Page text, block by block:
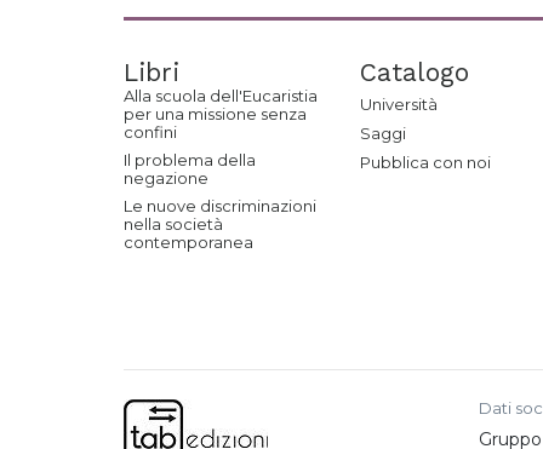
Libri
Alla scuola dell'Eucaristia
per una missione senza
confini
Il problema della
negazione
Le nuove discriminazioni
nella società
contemporanea
Catalogo
Università
Saggi
Pubblica con noi
Dati